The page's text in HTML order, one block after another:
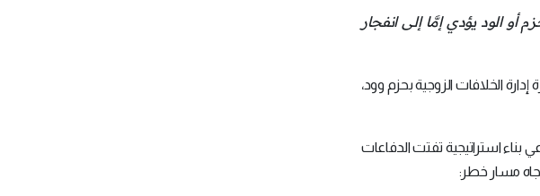
الود يؤدي إمَّا إلى انفجار
الخلافات الزوجية بحزم وود،
استراتيجية تفتت الدفاعات
تجاه مسار خطر: